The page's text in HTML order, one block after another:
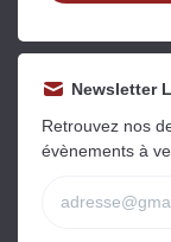
Newsletter
Retrouvez nos
évènements à